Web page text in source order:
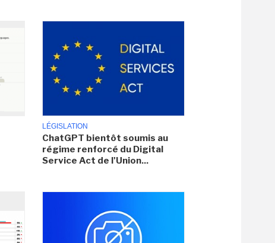
LÉGISLATION
ChatGPT bientôt soumis au
régime renforcé du Digital
Service Act de l'Union...